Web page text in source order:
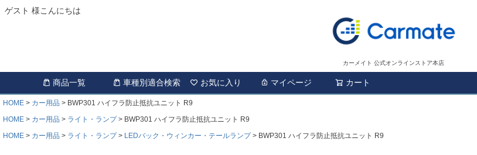
ゲスト 様こんにちは
カーメイト 公式オンラインストア本店
商品一覧 車種別適合検索 お気に入り マイページ カート
HOME カー用品
BWP301 ハイフラ防止抵抗ユニット R9
HOME
カー用品 ライト・ランプ
BWP301 ハイフラ防止抵抗ユニット R9
HOME
カー用品 ライト・ランプ LEDバック・ウィンカー・テールランプ BWP301 ハイフラ防止抵抗ユニット R9